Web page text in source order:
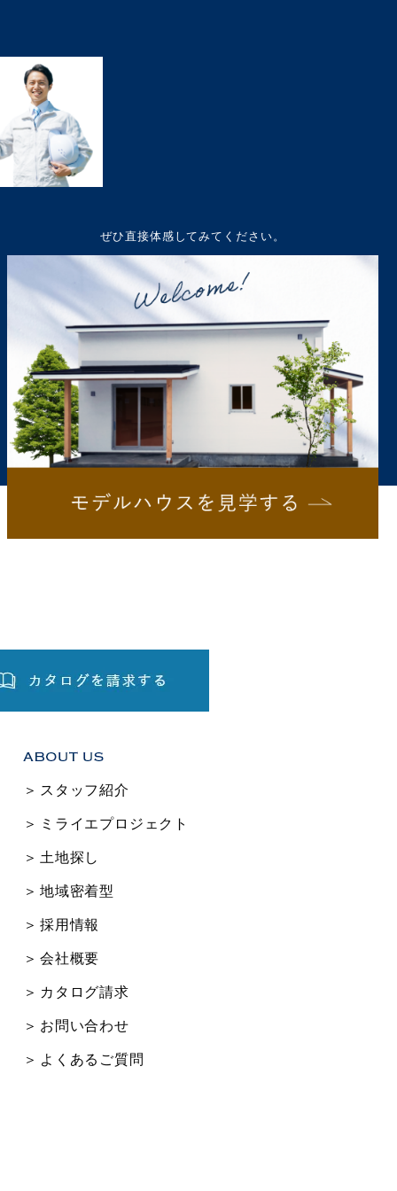
ぜひ直接体感してみてください。
スタッフ紹介
ミライエプロジェクト
土地探し
地域密着型
採用情報
会社概要
カタログ請求
お問い合わせ
よくあるご質問